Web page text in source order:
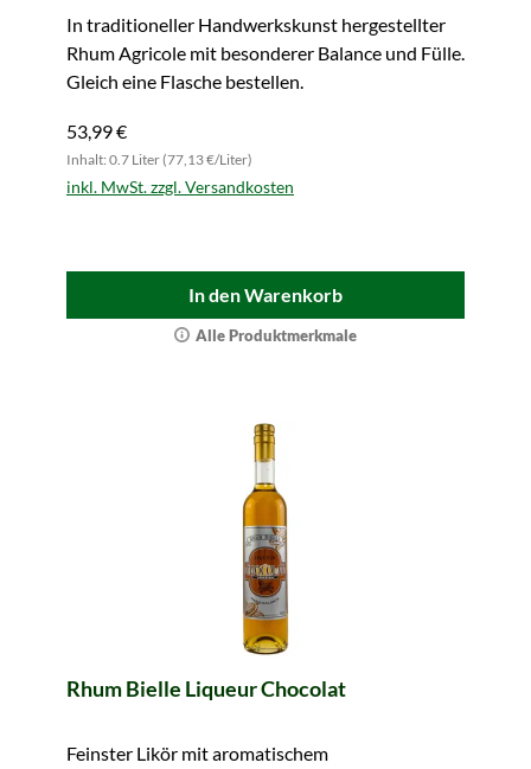
In traditioneller Handwerkskunst hergestellter
Rhum Agricole mit besonderer Balance und Fülle.
Gleich eine Flasche bestellen.
53,99 €
Inhalt: 0.7 Liter (77,13 €/Liter)
inkl. MwSt. zzgl. Versandkosten
In den Warenkorb
Alle Produktmerkmale
Rhum Bielle Liqueur Chocolat
Feinster Likör mit aromatischem